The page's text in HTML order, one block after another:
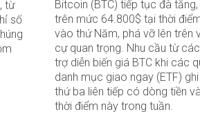
từ
số
Bitcoin (BTC) tiếp tục đà
trên mức 64.800$ tại thời
vào thứ Năm, phá vỡ lên trên
cự quan trọng. Nhu cầu từ
trợ diễn biến giá BTC khi các
danh mục giao ngay (ETF)
thứ ba liên tiếp có dòng tiền
thời điểm này trong tuần.